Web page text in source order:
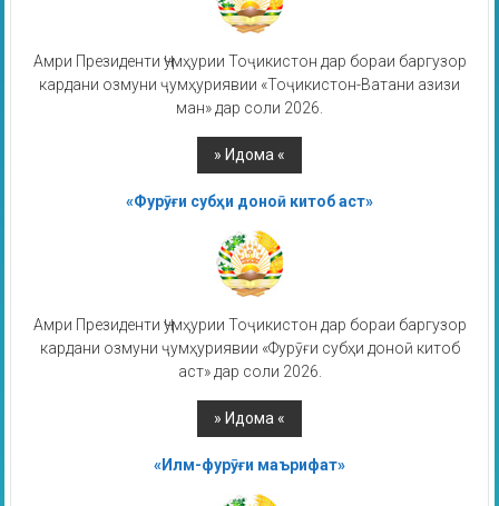
Амри Президенти Ҷумҳурии Тоҷикистон дар бораи баргузор
кардани озмуни ҷумҳуриявии «Тоҷикистон-Ватани азизи
ман» дар соли 2026.
«Фурӯғи субҳи доноӣ китоб аст»
Амри Президенти Ҷумҳурии Тоҷикистон дар бораи баргузор
кардани озмуни ҷумҳуриявии «Фурӯғи субҳи доноӣ китоб
аст» дар соли 2026.
«Илм-фурӯғи маърифат»